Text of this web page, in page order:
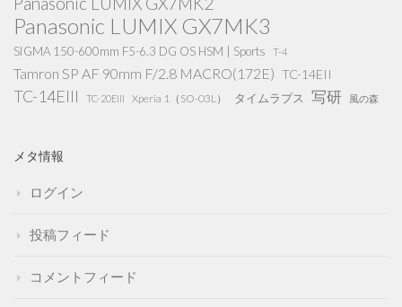
Panasonic LUMIX GX7MK3
SIGMA 150-600mm F5-6.3 DG OS HSM | Sports T-4
Tamron SP AF 90mm F/2.8 MACRO(172E) TC-14EII
TC-14EIII TC-20EIII Xperia 1（SO-03L） タイムラプス 写研 風の森
メタ情報
ログイン
投稿フィード
コメントフィード